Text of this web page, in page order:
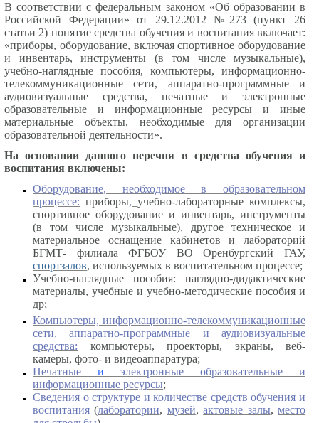
В соответствии с федеральным законом «Об образовании в
Российской Федерации» от 29.12.2012 №273 (пункт 26
статьи 2) понятие средства обучения и воспитания включает:
«приборы, оборудование, включая спортивное оборудование
и инвентарь, инструменты (в том числе музыкальные),
учебно-наглядные пособия, компьютеры, информационно-
телекоммуникационные сети, аппаратно-программные и
аудиовизуальные средства, печатные и электронные
образовательные и информационные ресурсы и иные
материальные объекты, необходимые для организации
образовательной деятельности».
На основании данного перечня в средства обучения и
воспитания включены:
Оборудование, необходимое в образовательном
процессе: приборы, учебно-лабораторные комплексы,
спортивное оборудование и инвентарь, инструменты
(в том числе музыкальные), другое техническое и
материальное оснащение кабинетов и лабораторий
БГМТ- филиала ФГБОУ ВО Оренбургский ГАУ,
спортзалов, используемых в воспитательном процессе;
Учебно-наглядные пособия: наглядно-дидактические
материалы, учебные и учебно-методические пособия и
др;
Компьютеры, информационно-телекоммуникационные
сети, аппаратно-программные и аудиовизуальные
средства: компьютеры, проекторы, экраны, веб-
камеры, фото- и видеоаппаратура;
Печатные
и
электронные образовательные и
информационные ресурсы;
Сведения о структуре и количестве средств обучения и
воспитания (лаборатории, музей,актовые залы,место